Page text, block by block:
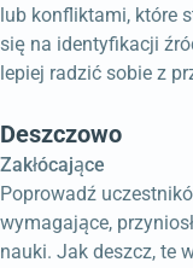
lub konfliktami, które
się na identyfikacji
lepiej radzić sobie z
Deszczowo
Zakłócające
Poprowadź
wymagające,
nauki. Jak deszcz, te